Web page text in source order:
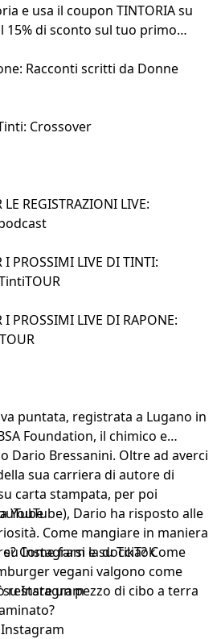
e usa il coupon TINTORIA su
15% di sconto sul tuo primo
Racconti scritti da Donne
Crossover
REGISTRAZIONI LIVE:
I PROSSIMI LIVE DI TINTI:
I PROSSIMI LIVE DI RAPONE:
puntata, registrata a Lugano in
Foundation, il chimico e
Dario Bressanini. Oltre ad averci
sua carriera di autore di
carta stampata, per poi
YouTube), Dario ha risposto alle
Come mangiare in maniera
Come farsi la doccia? Come
vegani valgono come
restare un pezzo di cibo a terra
Instagram esu TikTok
su Instagram